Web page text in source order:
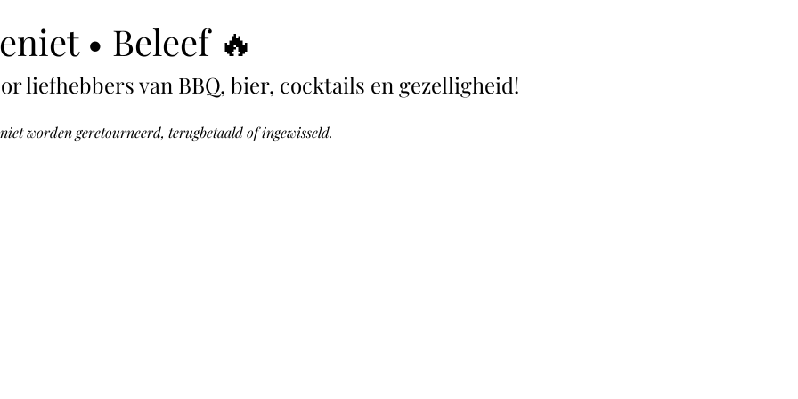
• Beleef 🔥
liefhebbers van BBQ, bier, cocktails en gezelligheid!
worden geretourneerd, terugbetaald of ingewisseld.